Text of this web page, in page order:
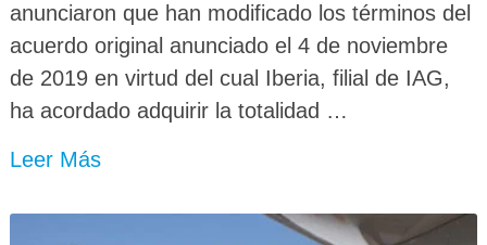
anunciaron que han modificado los términos del
acuerdo original anunciado el 4 de noviembre
de 2019 en virtud del cual Iberia, filial de IAG,
ha acordado adquirir la totalidad …
Leer Más